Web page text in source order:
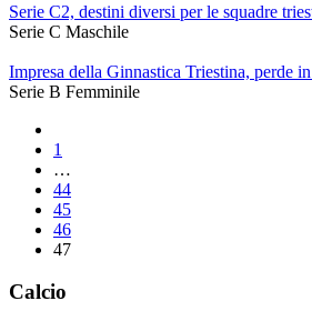
Serie C2, destini diversi per le squadre
Serie C Maschile
Impresa della Ginnastica Triestina, perde
Serie B Femminile
1
…
44
45
46
47
Calcio